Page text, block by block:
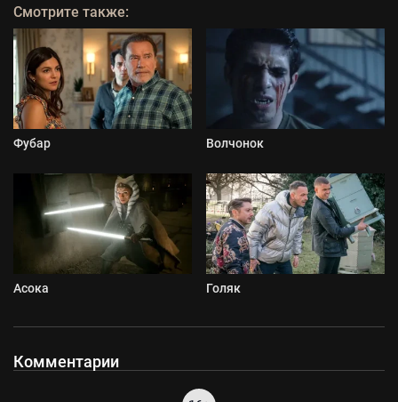
Смотрите также:
Фубар Волчонок
Асока Голяк
Комментарии